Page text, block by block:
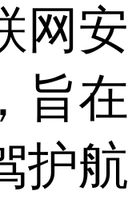
网
旨
护